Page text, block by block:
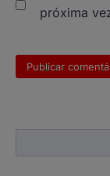
próxima